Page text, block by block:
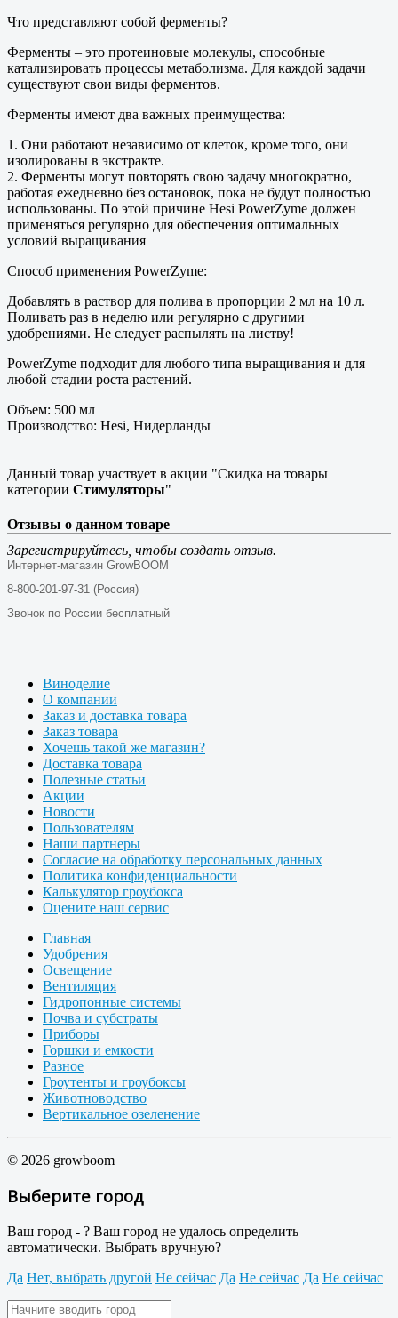
Что представляют собой ферменты?
Ферменты – это протеиновые молекулы, способные
катализировать процессы метаболизма. Для каждой задачи
существуют свои виды ферментов.
Ферменты имеют два важных преимущества:
1. Они работают независимо от клеток, кроме того, они
изолированы в экстракте.
2. Ферменты могут повторять свою задачу многократно,
работая ежедневно без остановок, пока не будут полностью
использованы. По этой причине Hesi PowerZyme должен
применяться регулярно для обеспечения оптимальных
условий выращивания
Способ применения PowerZyme:
Добавлять в раствор для полива в пропорции 2 мл на 10 л.
Поливать раз в неделю или регулярно с другими
удобрениями. Не следует распылять на листву!
PowerZyme подходит для любого типа выращивания и для
любой стадии роста растений.
Объем: 500 мл
Производство: Hesi, Нидерланды
Данный товар участвует в акции "Скидка на товары
категории Стимуляторы"
Отзывы о данном товаре
Зарегистрируйтесь, чтобы создать отзыв.
Интернет-магазин GrowBOOM
8-800-201-97-31 (Россия)
Звонок по России бесплатный
Виноделие
О компании
Заказ и доставка товара
Заказ товара
Хочешь такой же магазин?
Доставка товара
Полезные статьи
Акции
Новости
Пользователям
Наши партнеры
Согласие на обработку персональных данных
Политика конфиденциальности
Калькулятор гроубокса
Оцените наш сервис
Главная
Удобрения
Освещение
Вентиляция
Гидропонные системы
Почва и субстраты
Приборы
Горшки и емкости
Разное
Гроутенты и гроубоксы
Животноводство
Вертикальное озеленение
© 2026 growboom
Выберите город
Ваш город - ? Ваш город не удалось определить
автоматически. Выбрать вручную?
Да Нет, выбрать другой Не сейчас Да Не сейчас Да Не сейчас